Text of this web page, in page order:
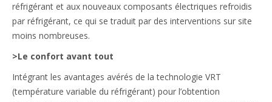
réfrigérant et aux nouveaux composants électriques refroidis
par réfrigérant, ce qui se traduit par des interventions sur site
moins nombreuses.
>Le confort avant tout
Intégrant les avantages avérés de la technologie VRT
(température variable du réfrigérant) pour l’obtention